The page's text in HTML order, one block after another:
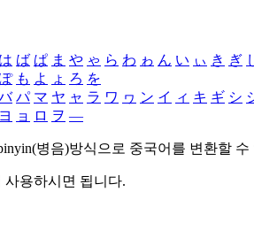
は ば ぱ ま や ゃ ら わ ゎ ん い ぃ き ぎ
も よ ょ ろ を
パ マ ヤ ャ ラ ワ ヮ ン イ ィ キ ギ シ
ヨ ョ ロ ヲ ―
병음)방식으로 중국어를 변환할 수
사용하시면 됩니다.